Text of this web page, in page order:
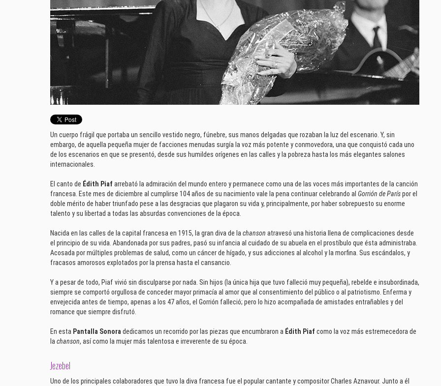
Un cuerpo frágil que portaba un sencillo vestido negro, fúnebre, sus manos delgadas que rozaban la luz del escenario. Y, sin
embargo, de aquella pequeña mujer de facciones menudas surgía la voz más potente y conmovedora, una que conquistó cada uno
de los escenarios en que se presentó, desde sus humildes orígenes en las calles y la pobreza hasta los más elegantes salones
internacionales.
El canto de Édith Piaf arrebató la admiración del mundo entero y permanece como una de las voces más importantes de la canción
francesa. Este mes de diciembre al cumplirse 104 años de su nacimiento vale la pena continuar celebrando al Gorrión de Paríspor el
doble mérito de haber triunfado pese a las desgracias que plagaron su vida y, principalmente, por haber sobrepuesto su enorme
talento y su libertad a todas las absurdas convenciones de la época.
Nacida en las calles de la capital francesa en 1915, la gran diva de la chanson atravesó una historia llena de complicaciones desde
el principio de su vida. Abandonada por sus padres, pasó su infancia al cuidado de su abuela en el prostíbulo que ésta administraba.
Acosada por múltiples problemas de salud, como un cáncer de hígado, y sus adicciones al alcohol y la morfina. Sus escándalos, y
fracasos amorosos explotados por la prensa hasta el cansancio.
Y a pesar de todo, Piaf vivió sin disculparse por nada. Sin hijos (la única hija que tuvo falleció muy pequeña), rebelde e insubordinada,
siempre se comportó orgullosa de conceder mayor primacía al amor que al consentimiento del público o al patriotismo. Enferma y
envejecida antes de tiempo, apenas a los 47 años, el Gorrión falleció; pero lo hizo acompañada de amistades entrañables y del
romance que siempre disfrutó.
En esta Pantalla Sonora dedicamos un recorrido por las piezas que encumbraron a Édith Piaf como la voz más estremecedora de
la chanson, así como la mujer más talentosa e irreverente de su época.
Jezebel
Uno de los principales colaboradores que tuvo la diva francesa fue el popular cantante y compositor Charles Aznavour. Junto a él